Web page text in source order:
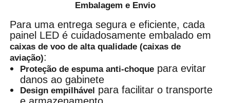
Embalagem e Envio
Para uma entrega segura e eficiente, cada
painel LED é cuidadosamente embalado em
caixas de voo de alta qualidade (caixas de
aviação):
Proteção de espuma anti-choque para evitar
danos ao gabinete
Design empilhável para facilitar o transporte